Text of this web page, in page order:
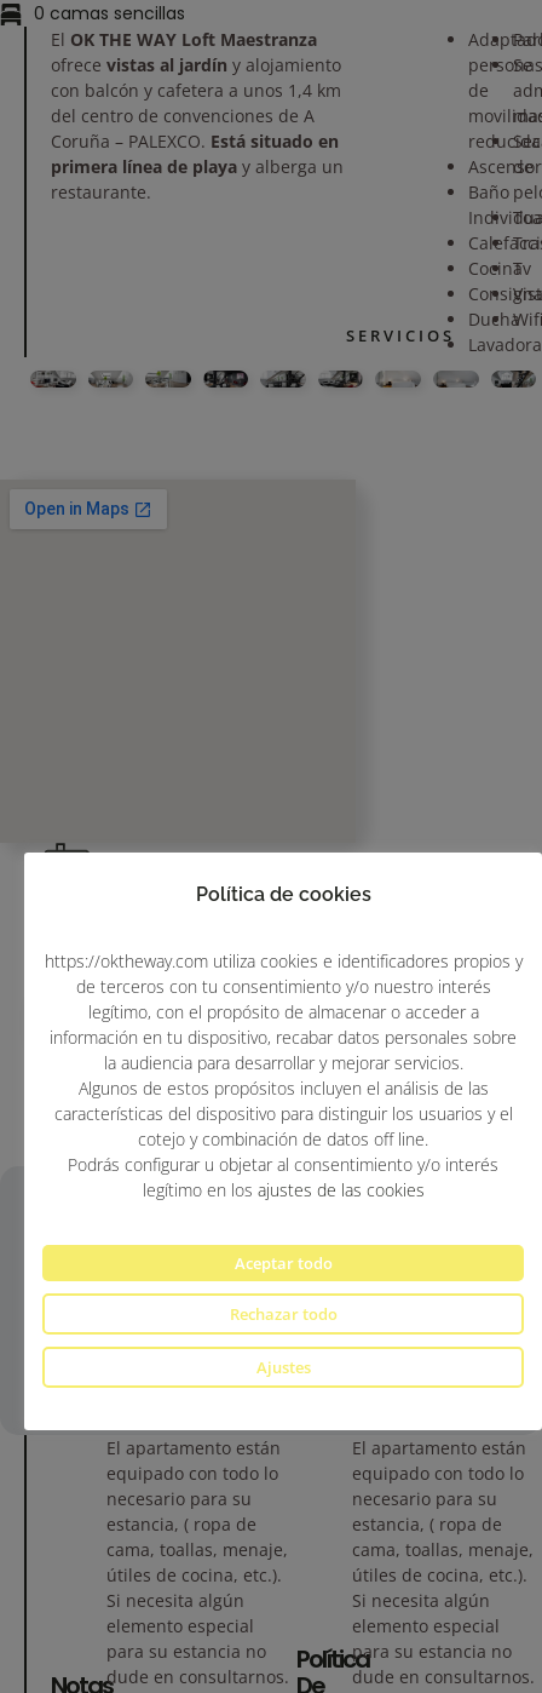
0 camas sencillas
El OK THE WAY Loft Maestranza
ofrece vistas al jardín y alojamiento
con balcón y cafetera a unos 1,4 km
del centro de convenciones de A
Coruña – PALEXCO. Está situado en
primera línea de playa y alberga un
restaurante.
SERVICIOS
personas
de
reducida
Ascensor
Baño
Cocina
Consigna
Ducha
Lavadora
Se
de
Tv
¿Cómo Llegar?
12:00
11:00
El apartamento están
equipado con todo lo
necesario para su
estancia, ( ropa de
cama, toallas, menaje,
útiles de cocina, etc.).
Si necesita algún
elemento especial
para su estancia no
dude en consultarnos.
Política
El apartamento están
equipado con todo lo
necesario para su
estancia, ( ropa de
cama, toallas, menaje,
útiles de cocina, etc.).
Si necesita algún
elemento especial
para su estancia no
dude en consultarnos.
Política de cookies
https://oktheway.com utiliza cookies e identificadores propios y
de terceros con tu consentimiento y/o nuestro interés
legítimo, con el propósito de almacenar o acceder a
información en tu dispositivo, recabar datos personales sobre
la audiencia para desarrollar y mejorar servicios.
Algunos de estos propósitos incluyen el análisis de las
características del dispositivo para distinguir los usuarios y el
cotejo y combinación de datos off line.
Podrás configurar u objetar al consentimiento y/o interés
legítimo en los ajustes de las cookies
Aceptar todo
Rechazar todo
Ajustes